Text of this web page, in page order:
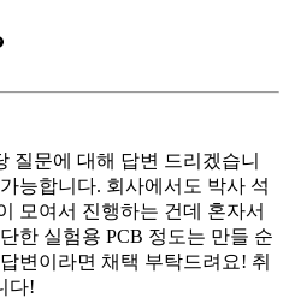
질문에 대해 답변 드리겠습니
능합니다. 회사에서도 박사 석
모여서 진행하는 건데 혼자서
한 실험용 PCB 정도는 만들 순
변이라면 채택 부탁드려요! 취
다!